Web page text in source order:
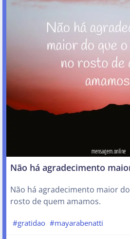
Não há agradecimento
Não há agradecimento maior
rosto de quem amamos.
#gratidao #mayarabenatti